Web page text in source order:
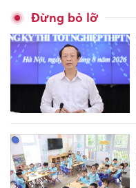
Đừng bỏ lỡ